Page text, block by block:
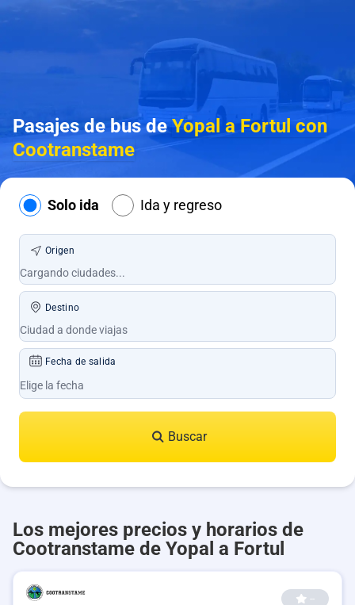
Pasajes de bus deYopal a Fortul con
Cootranstame
Solo ida Ida y regreso
Origen
Destino
Fecha de salida
Buscar
Los mejores precios y horarios de
Cootranstame de Yopal a Fortul
--